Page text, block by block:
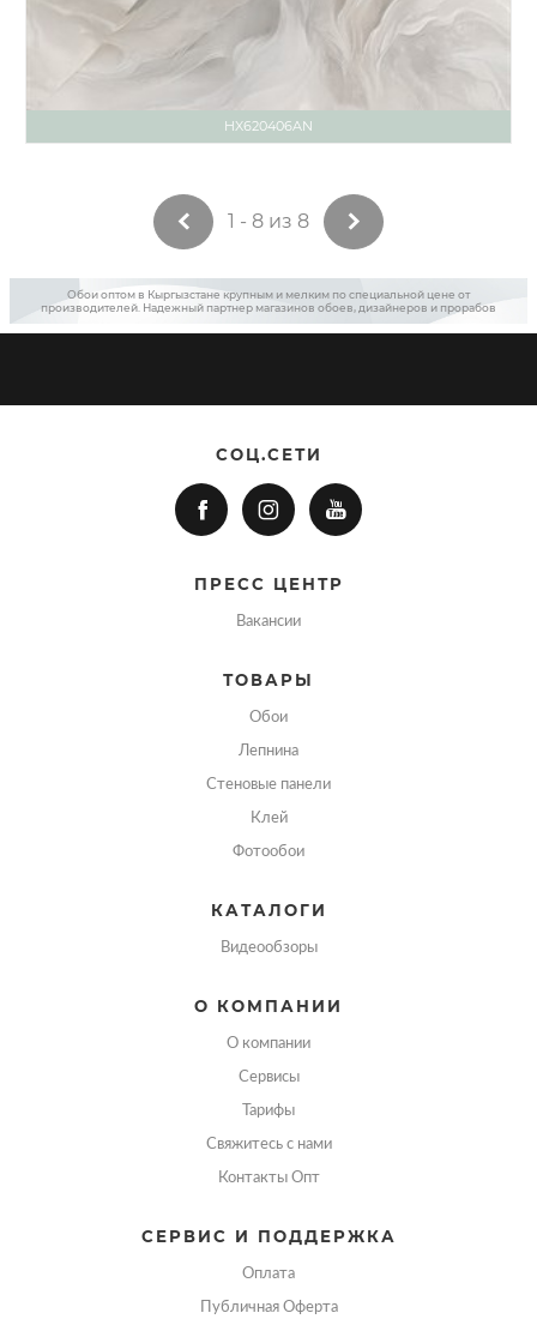
HX620406AN
1 - 8 из 8
Обои оптом в Кыргызстане крупным и мелким по специальной цене от
производителей. Надежный партнер магазинов обоев, дизайнеров и прорабов
СОЦ.СЕТИ
ПРЕСС ЦЕНТР
Вакансии
ТОВАРЫ
Обои
Лепнина
Стеновые панели
Клей
Фотообои
КАТАЛОГИ
Видеообзоры
О КОМПАНИИ
О компании
Сервисы
Тарифы
Свяжитесь с нами
Контакты Опт
СЕРВИС И ПОДДЕРЖКА
Оплата
Публичная Оферта